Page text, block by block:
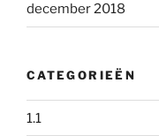
december 2018
CATEGORIEËN
1.1